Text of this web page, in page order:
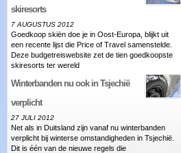
skiresorts
7 AUGUSTUS 2012
Goedkoop skiën doe je in Oost-Europa, blijkt uit
een recente lijst die Price of Travel samenstelde.
Deze budgetreiswebsite zet de tien goedkoopste
skiresorts ter wereld
Winterbanden nu ook in Tsjechië
verplicht
27 JULI 2012
Net als in Duitsland zijn vanaf nu winterbanden
verplicht bij winterse omstandigheden in Tsjechië.
Dit is één van de nieuwe regels die